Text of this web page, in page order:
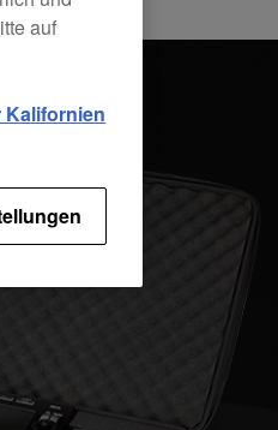
auf
Kalifornien